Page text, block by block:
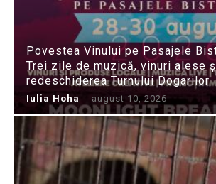
Povestea Vinului pe Pasajele
Trei zile de muzică, vinuri alese
redeschiderea Turnului Dogarilor
Iulia Hoha - august 10, 2026